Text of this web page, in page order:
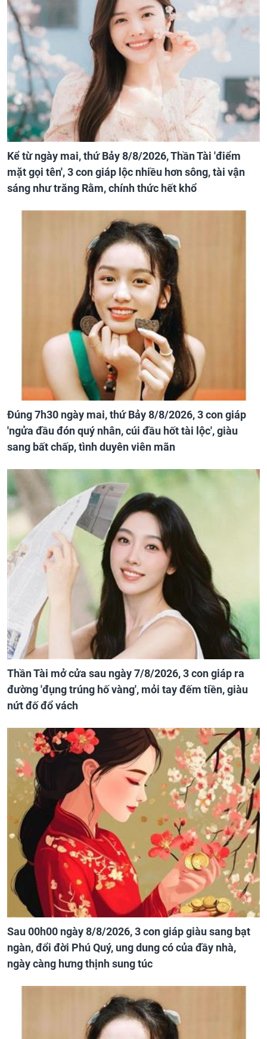
Kể từ ngày mai, thứ Bảy 8/8/2026, Thần Tài 'điểm
mặt gọi tên', 3 con giáp lộc nhiều hơn sông, tài vận
sáng như trăng Rằm, chính thức hết khổ
Đúng 7h30 ngày mai, thứ Bảy 8/8/2026, 3 con giáp
'ngửa đầu đón quý nhân, cúi đầu hốt tài lộc', giàu
sang bất chấp, tình duyên viên mãn
Thần Tài mở cửa sau ngày 7/8/2026, 3 con giáp ra
đường 'đụng trúng hố vàng', mỏi tay đếm tiền, giàu
nứt đố đổ vách
Sau 00h00 ngày 8/8/2026, 3 con giáp giàu sang bạt
ngàn, đổi đời Phú Quý, ung dung có của đầy nhà,
ngày càng hưng thịnh sung túc